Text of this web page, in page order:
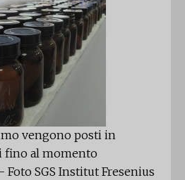
vengono posti in
al momento
SGS Institut Fresenius